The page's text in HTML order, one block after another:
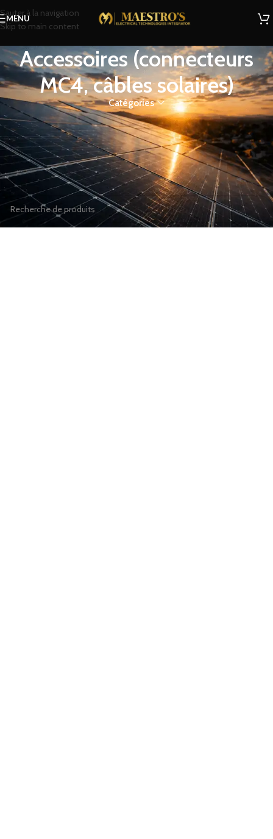
Sauter à la navigation
Skip to main content
MENU
Accessoires (connecteurs
MC4, câbles solaires)
Catégories
Accessoires (connecteurs MC4, câbles solaires)
Accueil Boutique Énergie solaire
Accessoires (connecteurs MC4, câbles solaires)
Aucun produit ne correspond à votre sélection.